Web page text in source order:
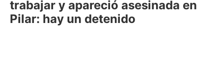
trabajar y apareció asesinada en
Pilar: hay un detenido